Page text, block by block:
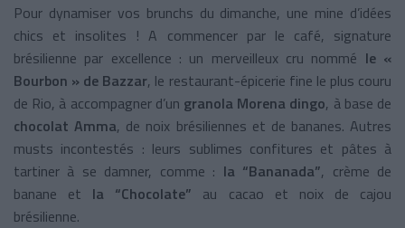
Pour dynamiser vos brunchs du dimanche, une mine d’idées
chics et insolites ! A commencer par le café, signature
brésilienne par excellence : un merveilleux cru nommé le «
Bourbon » de Bazzar, le restaurant-épicerie fine le plus couru
de Rio, à accompagner d’un granola Morena dingo, à base de
chocolat Amma, de noix brésiliennes et de bananes. Autres
musts incontestés : leurs sublimes confitures et pâtes à
tartiner à se damner, comme : la “Bananada”, crème de
banane et la “Chocolate” au cacao et noix de cajou
brésilienne.